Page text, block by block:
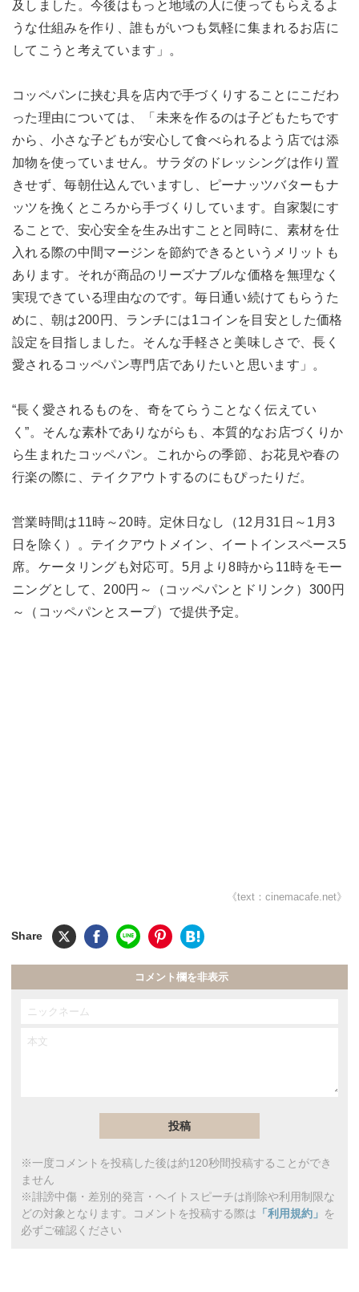
及しました。今後はもっと地域の人に使ってもらえるよ
うな仕組みを作り、誰もがいつも気軽に集まれるお店に
してこうと考えています」。
コッペパンに挟む具を店内で手づくりすることにこだわ
った理由については、「未来を作るのは子どもたちです
から、小さな子どもが安心して食べられるよう店では添
加物を使っていません。サラダのドレッシングは作り置
きせず、毎朝仕込んでいますし、ピーナッツバターもナ
ッツを挽くところから手づくりしています。自家製にす
ることで、安心安全を生み出すことと同時に、素材を仕
入れる際の中間マージンを節約できるというメリットも
あります。それが商品のリーズナブルな価格を無理なく
実現できている理由なのです。毎日通い続けてもらうた
めに、朝は200円、ランチには1コインを目安とした価格
設定を目指しました。そんな手軽さと美味しさで、長く
愛されるコッペパン専門店でありたいと思います」。
“長く愛されるものを、奇をてらうことなく伝えてい
く”。そんな素朴でありながらも、本質的なお店づくりか
ら生まれたコッペパン。これからの季節、お花見や春の
行楽の際に、テイクアウトするのにもぴったりだ。
営業時間は11時～20時。定休日なし（12月31日～1月3
日を除く）。テイクアウトメイン、イートインスペース5
席。ケータリングも対応可。5月より8時から11時をモー
ニングとして、200円～（コッペパンとドリンク）300円
～（コッペパンとスープ）で提供予定。
《text：cinemacafe.net》
コメント欄を非表示
※一度コメントを投稿した後は約120秒間投稿することができ
ません
※誹謗中傷・差別的発言・ヘイトスピーチは削除や利用制限な
どの対象となります。コメントを投稿する際は 「利用規約」 を
必ずご確認ください